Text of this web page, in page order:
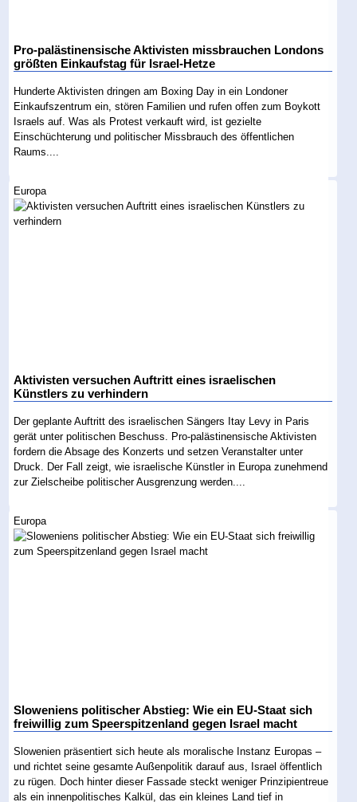
Pro-palästinensische Aktivisten missbrauchen Londons
größten Einkaufstag für Israel-Hetze
Hunderte Aktivisten dringen am Boxing Day in ein Londoner
Einkaufszentrum ein, stören Familien und rufen offen zum Boykott
Israels auf. Was als Protest verkauft wird, ist gezielte
Einschüchterung und politischer Missbrauch des öffentlichen
Raums....
Europa
Aktivisten versuchen Auftritt eines israelischen
Künstlers zu verhindern
Der geplante Auftritt des israelischen Sängers Itay Levy in Paris
gerät unter politischen Beschuss. Pro-palästinensische Aktivisten
fordern die Absage des Konzerts und setzen Veranstalter unter
Druck. Der Fall zeigt, wie israelische Künstler in Europa zunehmend
zur Zielscheibe politischer Ausgrenzung werden....
Europa
Sloweniens politischer Abstieg: Wie ein EU-Staat sich
freiwillig zum Speerspitzenland gegen Israel macht
Slowenien präsentiert sich heute als moralische Instanz Europas –
und richtet seine gesamte Außenpolitik darauf aus, Israel öffentlich
zu rügen. Doch hinter dieser Fassade steckt weniger Prinzipientreue
als ein innenpolitisches Kalkül, das ein kleines Land tief in